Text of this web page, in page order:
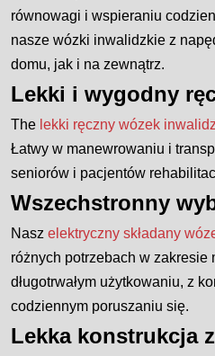
równowagi i wspieraniu
nasze wózki inwalidzkie z
domu, jak i na zewnątrz.
Lekki i wygodny
The lekki ręczny wózek
Łatwy w manewrowaniu i
seniorów i pacjentów
Wszechstronny
Nasz elektryczny składany
różnych potrzebach w
długotrwałym użytkowaniu, z
codziennym poruszaniu się.
Lekka konstrukcja